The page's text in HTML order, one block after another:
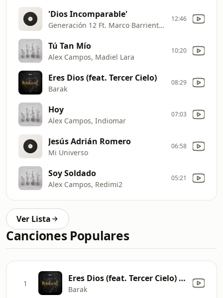
'Dios Incomparable'
Generación 12 Ft. Marco Barrientos
12:46
Tú Tan Mío
Alex Campos, Madiel Lara
10:20
Eres Dios (feat. Tercer Cielo)
Barak
08:29
Hoy
Alex Campos, Indiomar
07:03
Jesús Adrián Romero
Mi Universo
06:58
Soy Soldado
Alex Campos, Redimi2
05:21
Ver Lista
Canciones Populares
1 Eres Dios (feat. Tercer Cielo) [En Vivo]
Barak